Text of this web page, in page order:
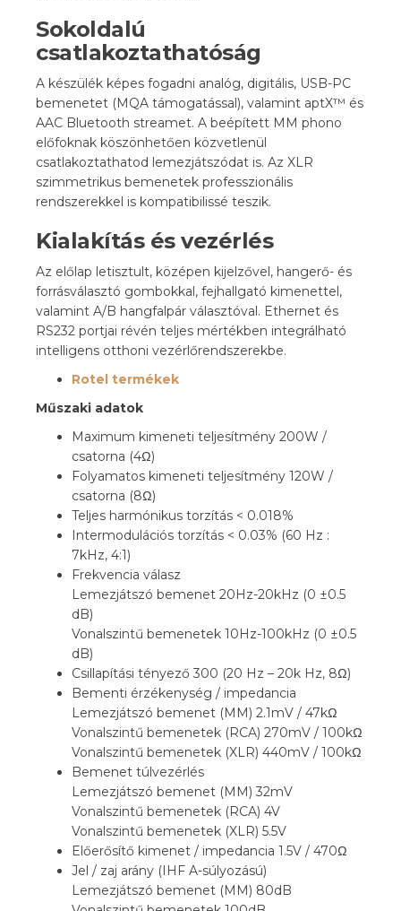
Sokoldalú
csatlakoztathatóság
A készülék képes fogadni analóg, digitális, USB-PC
bemenetet (MQA támogatással), valamint aptX™ és
AAC Bluetooth streamet. A beépített MM phono
előfoknak köszönhetően közvetlenül
csatlakoztathatod lemezjátszódat is. Az XLR
szimmetrikus bemenetek professzionális
rendszerekkel is kompatibilissé teszik.
Kialakítás és vezérlés
Az előlap letisztult, középen kijelzővel, hangerő- és
forrásválasztó gombokkal, fejhallgató kimenettel,
valamint A/B hangfalpár választóval. Ethernet és
RS232 portjai révén teljes mértékben integrálható
intelligens otthoni vezérlőrendszerekbe.
Rotel termékek
Műszaki adatok
Maximum kimeneti teljesítmény 200W /
csatorna (4Ω)
Folyamatos kimeneti teljesítmény 120W /
csatorna (8Ω)
Teljes harmónikus torzítás < 0.018%
Intermodulációs torzítás < 0.03% (60 Hz :
7kHz, 4:1)
Frekvencia válasz
Lemezjátszó bemenet 20Hz-20kHz (0 ±0.5
dB)
Vonalszintű bemenetek 10Hz-100kHz (0 ±0.5
dB)
Csillapítási tényező 300 (20 Hz – 20k Hz, 8Ω)
Bementi érzékenység / impedancia
Lemezjátszó bemenet (MM) 2.1mV / 47kΩ
Vonalszintű bemenetek (RCA) 270mV / 100kΩ
Vonalszintű bemenetek (XLR) 440mV / 100kΩ
Bemenet túlvezérlés
Lemezjátszó bemenet (MM) 32mV
Vonalszintű bemenetek (RCA) 4V
Vonalszintű bemenetek (XLR) 5.5V
Előerősítő kimenet / impedancia 1.5V / 470Ω
Jel / zaj arány (IHF A-súlyozású)
Lemezjátszó bemenet (MM) 80dB